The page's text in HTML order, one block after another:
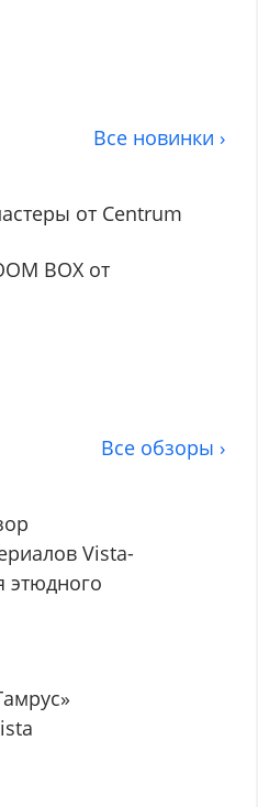
Все новинки ›
от Centrum
BOX от
Все обзоры ›
Vista-
этюдного